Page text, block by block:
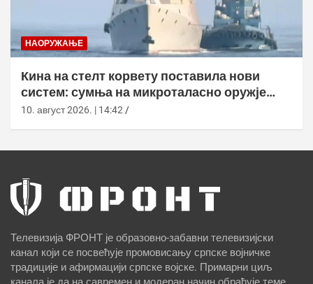
НАОРУЖАЊЕ
Кина на стелт корвету поставила нови
систем: сумња на микроталасно оружје
против дронова
10. август 2026. | 14:42
Телевизија ФРОНТ је образовно-забавни телевизијски
канал који се посвећује промовисању српске војничке
традиције и афирмацији српске војске. Примарни циљ